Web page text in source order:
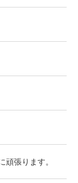
頑張ります。